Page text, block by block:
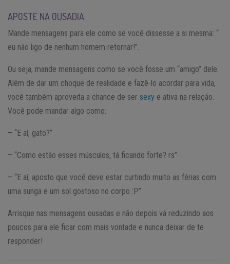
APOSTE NA OUSADIA
Mande mensagens para ele como se você dissesse a si mesma: “
eu não ligo de nenhum homem retornar!”.
Ou seja, mande mensagens como se você fosse um “amigo” dele.
Além de dar um choque de realidade e fazê-lo acordar para vida,
você também aproveita a chance de ser sexy e ativa na relação.
Você pode mandar algo como:
– “E aí, gato?”
– “Como estão esses músculos, tá ficando forte? rs”
– “E aí, aposto que você deve estar curtindo muito as férias com
uma sunga e um sol gostoso no corpo :P”
Arrisque nas mensagens ousadas e não depois vá reduzindo aos
poucos para ele ficar com mais vontade e nunca deixar de te
responder!